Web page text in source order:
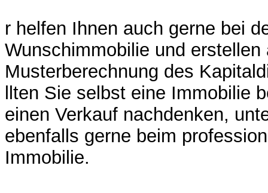
r helfen Ihnen auch gerne bei
Wunschimmobilie und erstellen
Musterberechnung des
llten Sie selbst eine Immobilie
einen Verkauf nachdenken,
ebenfalls gerne beim
Immobilie.